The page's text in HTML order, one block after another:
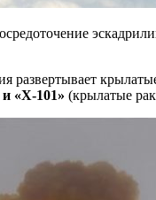
развертывает
и «Х-101» (крылатые